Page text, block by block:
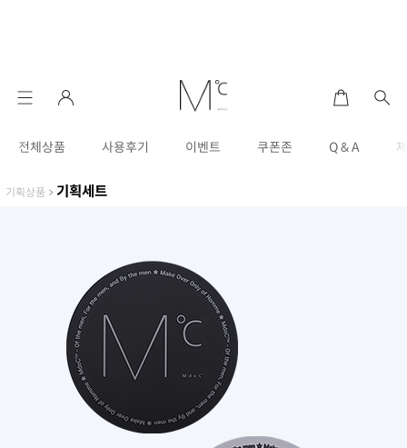
전체상품 사용후기 이벤트 쿠폰존 Q & A
기획상품 > 기획세트